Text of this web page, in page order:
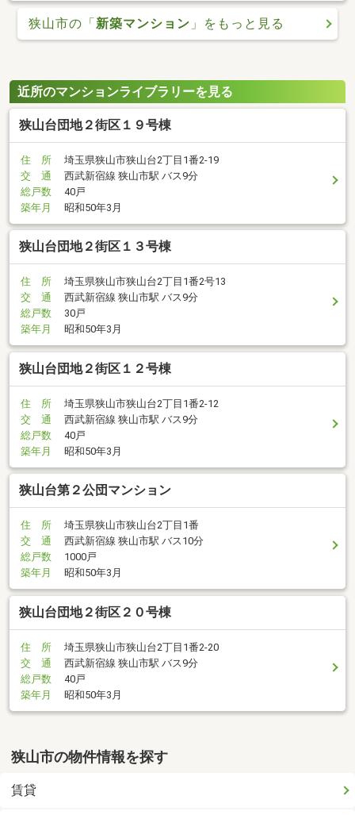
狭山市の「新築マンション 」をもっと見る
近所のマンションライブラリーを見る
狭山台団地２街区１９号棟
住 所
埼玉県狭山市狭山台2丁目1番2-19
交 通
西武新宿線 狭山市駅 バス9分
総戸数
40戸
築年月
昭和50年3月
狭山台団地２街区１３号棟
住 所
埼玉県狭山市狭山台2丁目1番2号13
交 通
西武新宿線 狭山市駅 バス9分
総戸数
30戸
築年月
昭和50年3月
狭山台団地２街区１２号棟
住 所
埼玉県狭山市狭山台2丁目1番2-12
交 通
西武新宿線 狭山市駅 バス9分
総戸数
40戸
築年月
昭和50年3月
狭山台第２公団マンション
住 所
埼玉県狭山市狭山台2丁目1番
交 通
西武新宿線 狭山市駅 バス10分
総戸数
1000戸
築年月
昭和50年3月
狭山台団地２街区２０号棟
住 所
埼玉県狭山市狭山台2丁目1番2-20
交 通
西武新宿線 狭山市駅 バス9分
総戸数
40戸
築年月
昭和50年3月
狭山市の物件情報を探す
賃貸